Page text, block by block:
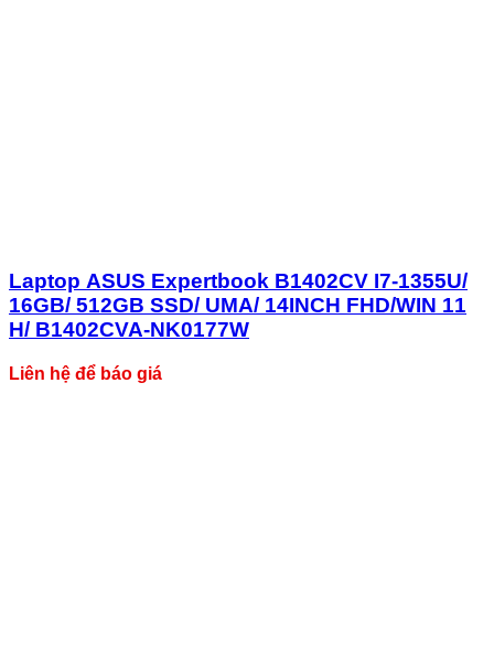
Laptop ASUS Expertbook B1402CV I7-1355U/
16GB/ 512GB SSD/ UMA/ 14INCH FHD/WIN 11
H/ B1402CVA-NK0177W
Liên hệ để báo giá